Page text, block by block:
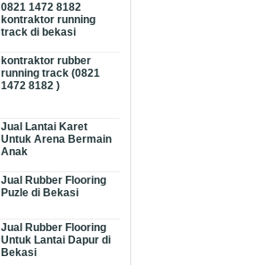
0821 1472 8182
kontraktor running
track di bekasi
kontraktor rubber
running track (0821
1472 8182 )
Jual Lantai Karet
Untuk Arena Bermain
Anak
Jual Rubber Flooring
Puzle di Bekasi
Jual Rubber Flooring
Untuk Lantai Dapur di
Bekasi